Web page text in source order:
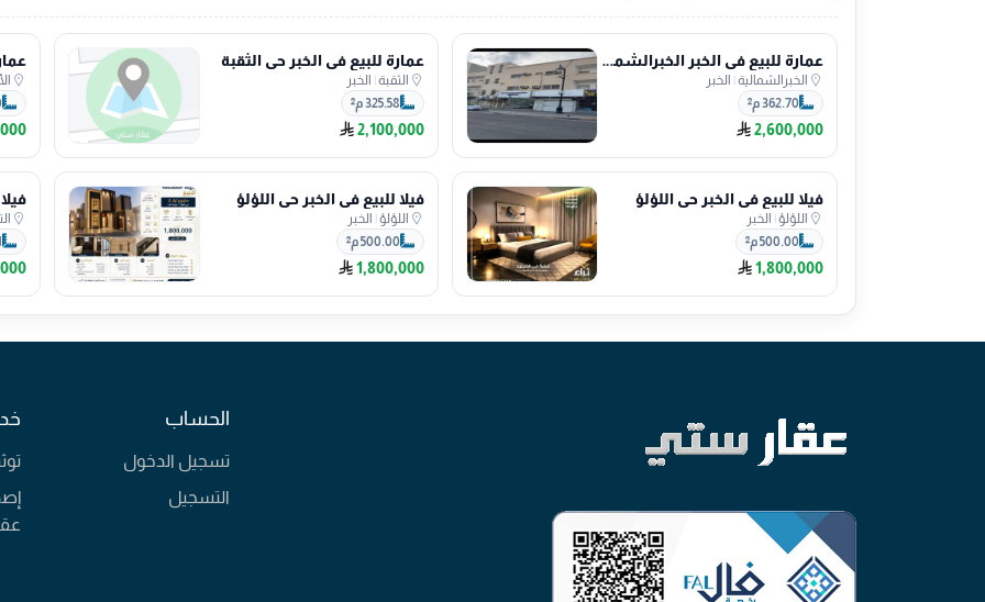
عمارة للبيع في الخبر الخبرالشمالية
الخبرالشمالية| الخبر
362.70 م²
2,600,000
عمارة للبيع في الخبر حي الثقبة
الثقبة| الخبر
325.58 م²
2,100,000
فيلا للبيع في الخبر حي اللؤلؤ
اللؤلؤ| الخبر
500.00 م²
1,800,000
فيلا للبيع في الخبر حي اللؤلؤ
اللؤلؤ| الخبر
500.00 م²
1,800,000
الحساب
تسجيل الدخول
التسجيل